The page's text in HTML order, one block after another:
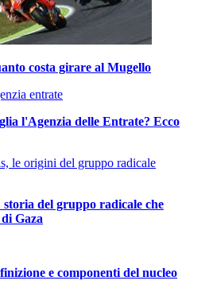
costa girare al Mugello
l'Agenzia delle Entrate? Ecco
storia del gruppo radicale che
Gaza
e componenti del nucleo